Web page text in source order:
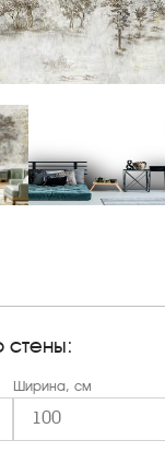
Ширина, см